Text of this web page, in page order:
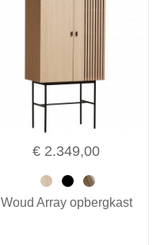
€ 2.349,00
Woud Array opbergkast